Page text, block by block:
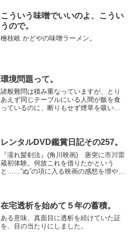
回、芦辺拓さんがゲスト出演するという
話を知ったので、ケーブルを...
こういう味噌でいいのよ、こうい
うので。
檜枝岐 かどやの味噌ラーメン。
環境問題って。
諸般難問は積み重なっていますが、とり
あえず同じテーブルにいる人間が飯を食
っているのに、断りもせず煙草を吸い始
レンタルDVD鑑賞日記その257。
『濡れ髪剣法』(角川映画) 唐突に市川雷
蔵初体験。何故これを借りたかという
と……“ぬ”の項に入る映画の感想を増やし
ったため間に合わず...
在宅透析を始めて５年の蓄積。
ある意味、真面目に透析を続けていた証
を、目の当たりにしました。